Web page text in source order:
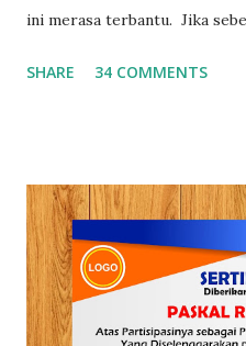
ini merasa terbantu. Jika
Curriculum Vitae (CV) hari
bahwa pada saat membuat
membuat makalah selain dari
matang kita juga harus
karena cover salah satu
menentukan apakah
SHARE 34 COMMENTS